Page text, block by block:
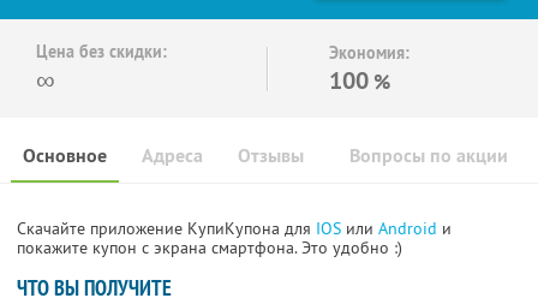
Цена без скидки:
∞
Экономия:
100 %
Основное Отзывы Вопросы по акции
Адреса
Скачайте приложение КупиКупона для IOS или Android и
покажите купон с экрана смартфона. Это удобно :)
ЧТО ВЫ ПОЛУЧИТЕ